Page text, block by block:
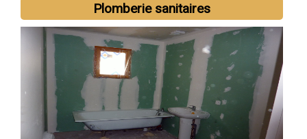
Plomberie sanitaires